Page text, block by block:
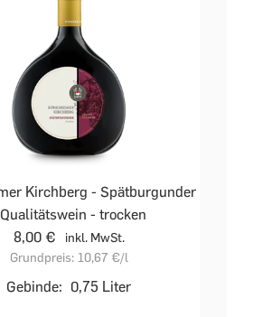
Kirchberg - Spätburgunder
- trocken
8,00 €
inkl. MwSt.
Grundpreis: 10,67 €/l
Gebinde: 0,75 Liter